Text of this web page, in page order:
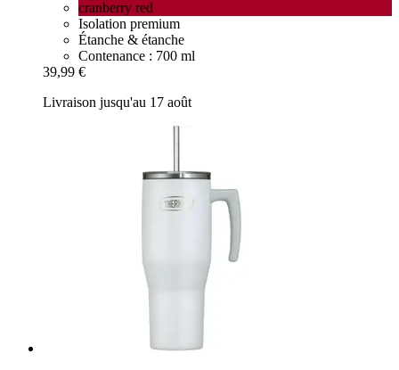
cranberry red
Isolation premium
Étanche & étanche
Contenance : 700 ml
39,99 €
Livraison jusqu'au 17 août